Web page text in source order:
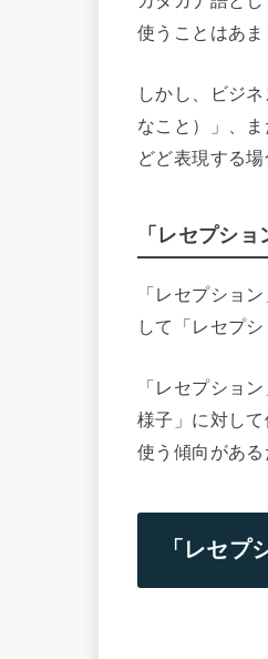
使うことはあま
しかし、ビジ
なこと）」、
どど表現する場
「レセプシ
「レセプショ
して「レセプ
「レセプショ
様子」に対し
使う傾向がある
「レセプ